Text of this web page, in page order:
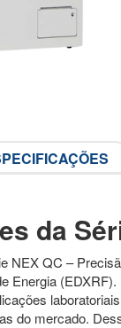
da
NEX QC –
Energia
do mercado.